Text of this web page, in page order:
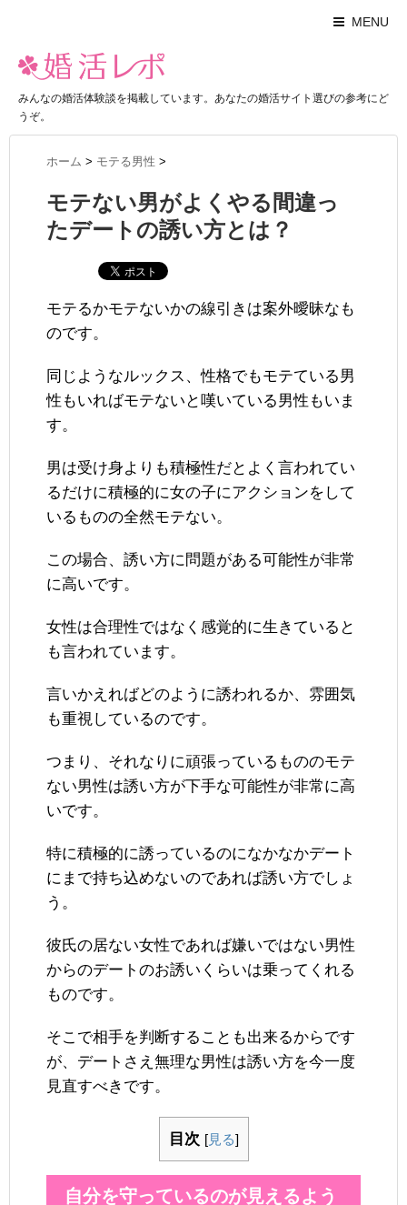
MENU
みんなの婚活体験談を掲載しています。あなたの婚活サイト選びの参考にど
うぞ。
ホーム > モテる男性 >
モテない男がよくやる間違っ
たデートの誘い方とは？
モテるかモテないかの線引きは案外曖昧なも
のです。
同じようなルックス、性格でもモテている男
性もいればモテないと嘆いている男性もいま
す。
男は受け身よりも積極性だとよく言われてい
るだけに積極的に女の子にアクションをして
いるものの全然モテない。
この場合、誘い方に問題がある可能性が非常
に高いです。
女性は合理性ではなく感覚的に生きていると
も言われています。
言いかえればどのように誘われるか、雰囲気
も重視しているのです。
つまり、それなりに頑張っているもののモテ
ない男性は誘い方が下手な可能性が非常に高
いです。
特に積極的に誘っているのになかなかデート
にまで持ち込めないのであれば誘い方でしょ
う。
彼氏の居ない女性であれば嫌いではない男性
からのデートのお誘いくらいは乗ってくれる
ものです。
そこで相手を判断することも出来るからです
が、デートさえ無理な男性は誘い方を今一度
見直すべきです。
目次 [見る]
自分を守っているのが見えるよう